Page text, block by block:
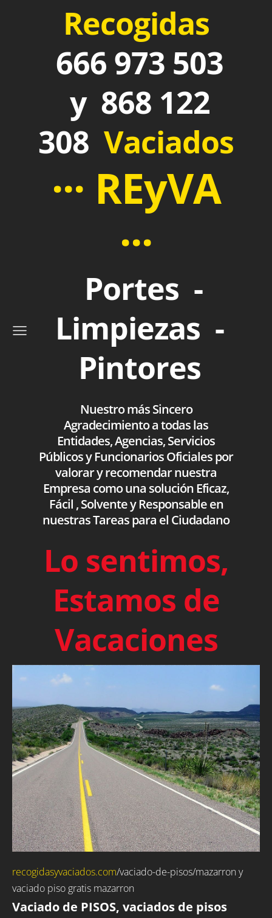
Recogidas
666 973 503
y 868 122
308 Vaciados
··· REyVA
···
Portes -
Limpiezas -
Pintores
Nuestro más Sincero
Agradecimiento a todas las
Entidades, Agencias, Servicios
Públicos y Funcionarios Oficiales por
valorar y recomendar nuestra
Empresa como una solución Eficaz,
Fácil , Solvente y Responsable en
nuestras Tareas para el Ciudadano
Lo sentimos,
Estamos de
Vacaciones
recogidasyvaciados.com/vaciado-de-pisos/mazarron y
vaciado piso gratis mazarron
Vaciado de PISOS, vaciados de pisos